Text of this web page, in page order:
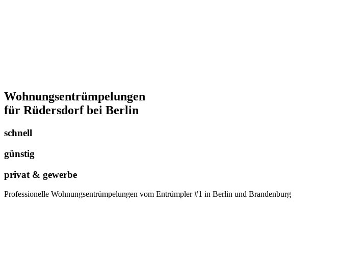
Wohnungsentrümpelungen
für Rüdersdorf bei Berlin
schnell
günstig
privat & gewerbe
Professionelle Wohnungsentrümpelungen vom Entrümpler #1 in Berlin und Brandenburg